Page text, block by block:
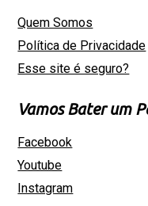
Quem Somos
Política de Privacidade
Esse site é seguro?
Vamos Bater um
Facebook
Youtube
Instagram